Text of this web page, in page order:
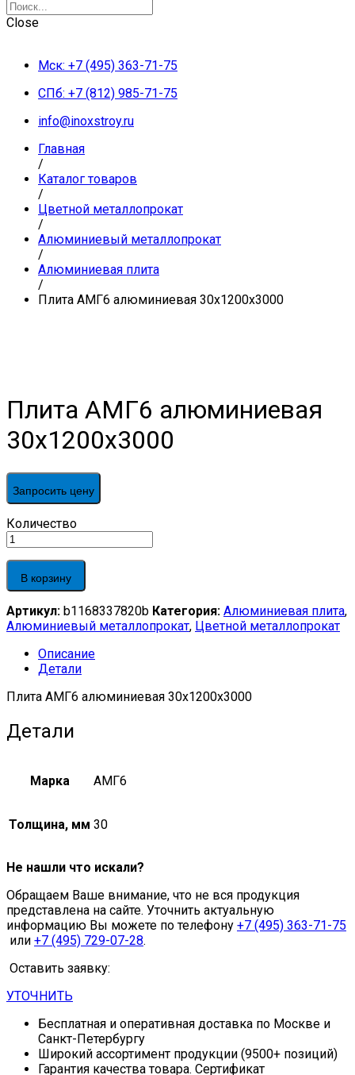
Close
Мск: +7 (495) 363-71-75
СПб: +7 (812) 985-71-75
info@inoxstroy.ru
Главная
/
Каталог товаров
/
Цветной металлопрокат
/
Алюминиевый металлопрокат
/
Алюминиевая плита
/
Плита АМГ6 алюминиевая 30x1200x3000
Плита АМГ6 алюминиевая
30x1200x3000
Запросить цену
Плита
АМГ6
алюминиевая
30x1200x3000
quantity
Количество
В корзину
Артикул: b1168337820b Категория: Алюминиевая плита,
Алюминиевый металлопрокат, Цветной металлопрокат
Описание
Детали
Плита АМГ6 алюминиевая 30x1200x3000
Детали
Марка АМГ6
Толщина, мм 30
Не нашли что искали?
Обращаем Ваше внимание, что не вся продукция
представлена на сайте. Уточнить актуальную
информацию Вы можете по телефону +7 (495) 363-71-75
или +7 (495) 729-07-28.
Оставить заявку:
УТОЧНИТЬ
Бесплатная и оперативная доставка по Москве и
Санкт-Петербургу
Широкий ассортимент продукции (9500+ позиций)
Гарантия качества товара. Сертификат